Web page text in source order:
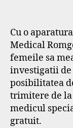
Cu o
Medical
femeile sa
investigatii de
posibilitatea
trimitere de
medicul
gratuit.